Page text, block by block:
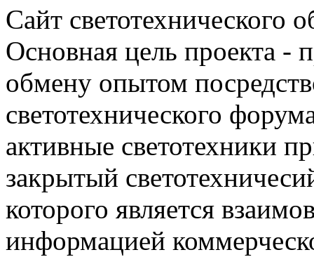
Сайт светотехнического
Основная цель проекта -
обмену опытом
светотехнического
активные светотехники
закрытый
которого является
информацией